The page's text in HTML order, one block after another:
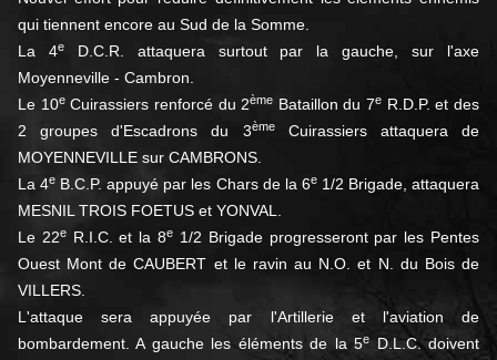
qui tiennent encore au Sud de la Somme.
La 4eD.C.R. attaquera surtout par la gauche, sur l'axe
Moyenneville - Cambron.
Le 10eCuirassiers renforcé du 2ème Bataillon du 7e R.D.P. et des
2 groupes d'Escadrons du 3èmeCuirassiers attaquera de
MOYENNEVILLE sur CAMBRONS.
La 4e B.C.P. appuyé par les Chars de la 6e1/2 Brigade, attaquera
MESNIL TROIS FOETUS et YONVAL.
Le 22eR.I.C. et la 8e 1/2 Brigade progresseront par les Pentes
Ouest Mont de CAUBERT et le ravin au N.O. et N. du Bois de
VILLERS.
L'attaque sera appuyée par l'Artillerie et l'aviation de
bombardement. A gauche les éléments de la 5eD.L.C. doivent